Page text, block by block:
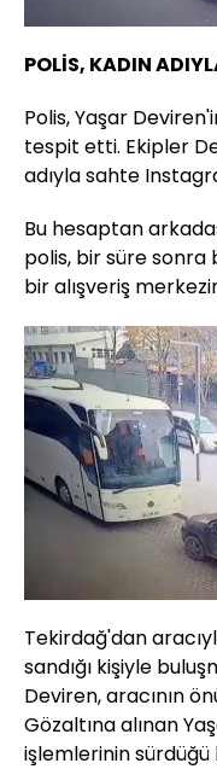
Aç
POLİS, KADIN
Polis, Yaşar
tespit etti. Ekipler
adıyla sahte
Bu hesaptan
polis, bir süre sonra
bir alışveriş
Tekirdağ'dan
sandığı kişiyle
Deviren, aracının
Gözaltına alınan
işlemlerinin sürdüğü